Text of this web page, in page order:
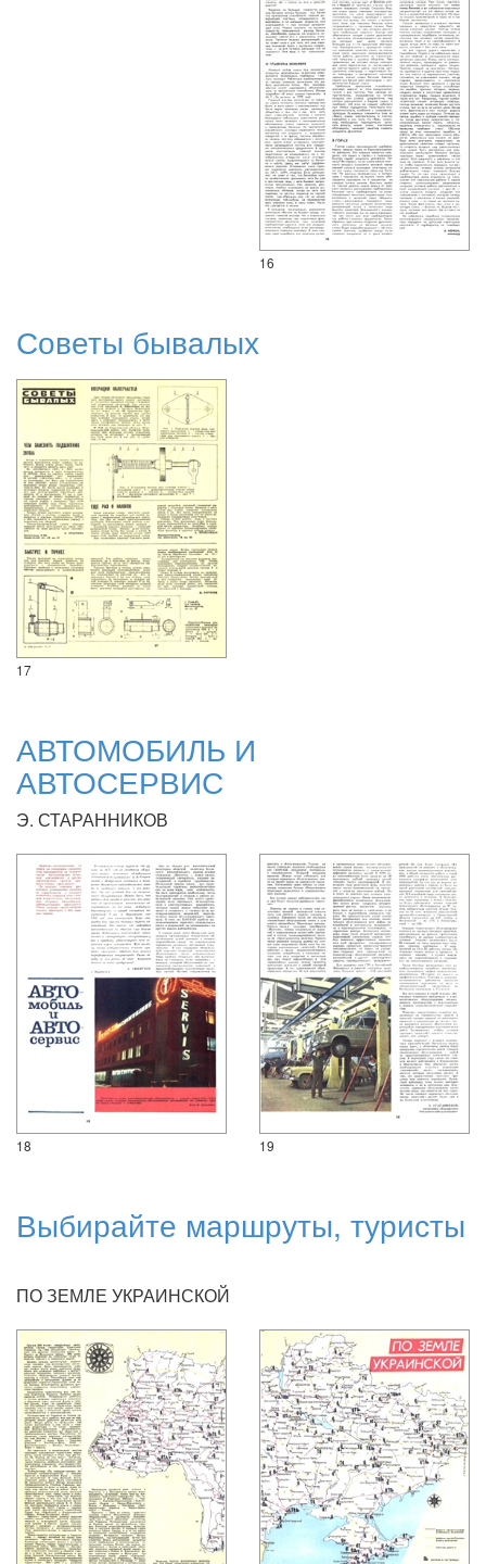
16
Советы бывалых
17
АВТОМОБИЛЬ И
АВТОСЕРВИС
Э. СТАРАННИКОВ
18 19
Выбирайте маршруты, туристы
ПО ЗЕМЛЕ УКРАИНСКОЙ